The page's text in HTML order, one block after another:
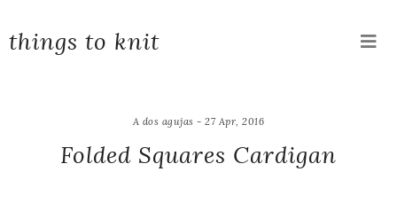
things to knit
A dos agujas - 27 Apr, 2016
Folded Squares Cardigan